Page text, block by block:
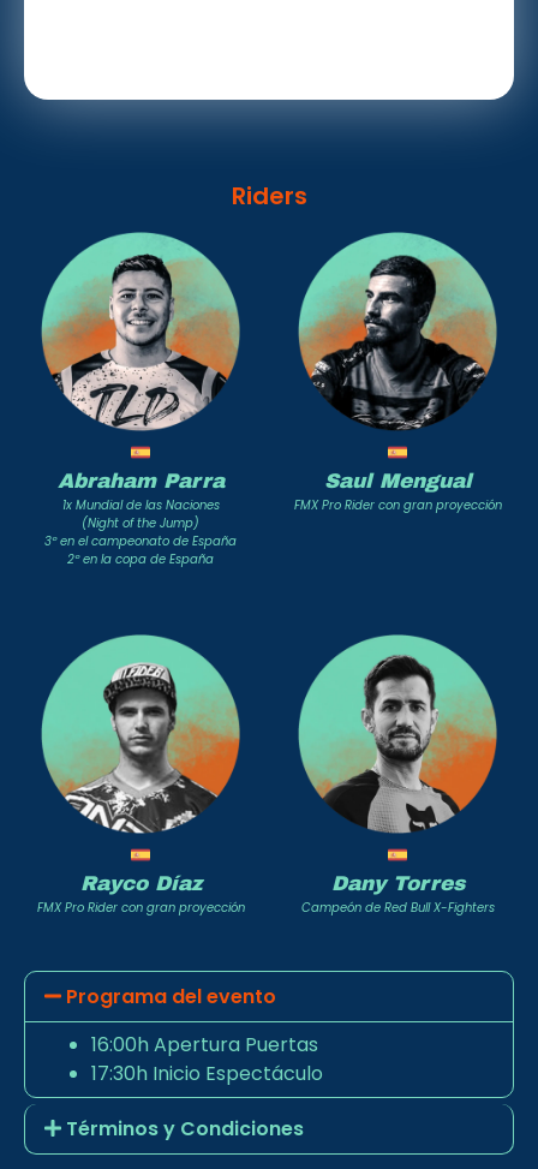
Riders
Abraham Parra
1x Mundial de las Naciones
(Night of the Jump)
3º en el campeonato de España
2º en la copa de España
Saul Mengual
FMX Pro Rider con gran proyección
Rayco Díaz
FMX Pro Rider con gran proyección
Dany Torres
Campeón de Red Bull X-Fighters
Programa del evento
16:00h Apertura Puertas
17:30h Inicio Espectáculo
Términos y Condiciones